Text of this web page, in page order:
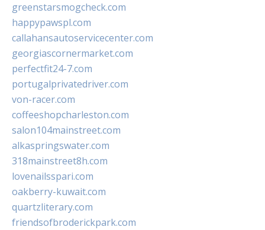
greenstarsmogcheck.com
happypawspl.com
callahansautoservicecenter.com
georgiascornermarket.com
perfectfit24-7.com
portugalprivatedriver.com
von-racer.com
coffeeshopcharleston.com
salon104mainstreet.com
alkaspringswater.com
318mainstreet8h.com
lovenailsspari.com
oakberry-kuwait.com
quartzliterary.com
friendsofbroderickpark.com